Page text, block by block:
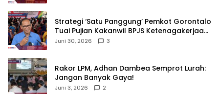
Strategi ‘Satu Panggung’ Pemkot Gorontalo
Tuai Pujian Kakanwil BPJS Ketenagakerjaan
Sulama‎‎
Juni 30, 2026 3
‎Rakor LPM, Adhan Dambea Semprot Lurah:
Jangan Banyak Gaya!‎
Juni 3, 2026 2